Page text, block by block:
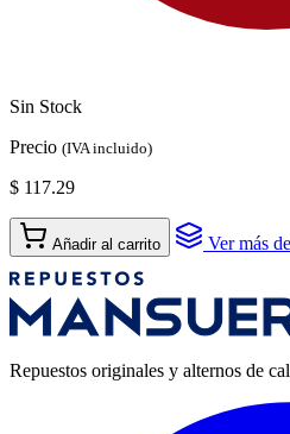
Sin Stock
Precio (IVA incluido)
$ 117.29
Añadir al carrito Ver más
Repuestos originales y alternos de